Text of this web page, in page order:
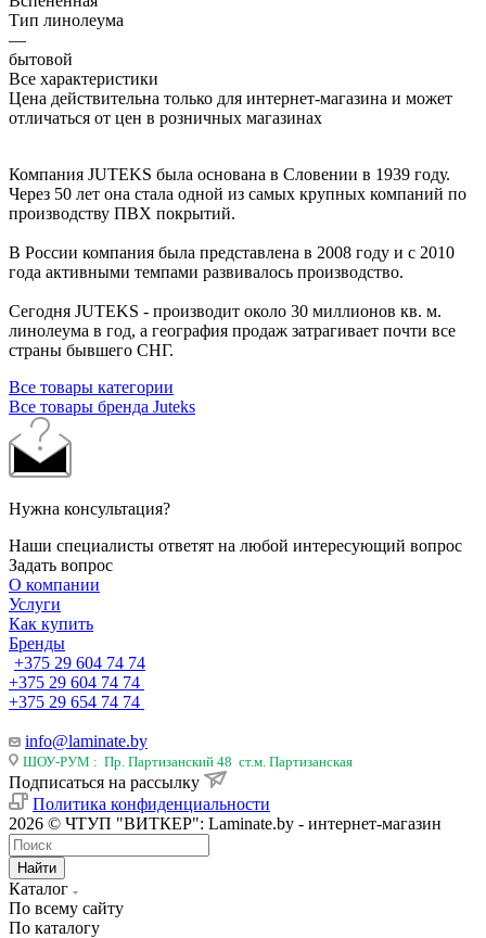
Тип линолеума
—
бытовой
Все характеристики
Цена действительна только для интернет-магазина и может
отличаться от цен в розничных магазинах
Компания JUTEKS была основана в Словении в 1939 году.
Через 50 лет она стала одной из самых крупных компаний по
производству ПВХ покрытий.
В России компания была представлена в 2008 году и с 2010
года активными темпами развивалось производство.
Сегодня JUTEKS - производит около 30 миллионов кв. м.
линолеума в год, а география продаж затрагивает почти все
страны бывшего СНГ.
Все товары категории
Все товары бренда Juteks
Нужна консультация?
Наши специалисты ответят на любой интересующий вопрос
Задать вопрос
О компании
Услуги
Как купить
Бренды
+375 29 604 74 74
+375 29 604 74 74
+375 29 654 74 74
info@laminate.by
ШОУ-РУМ : Пр. Партизанский 48 ст.м. Партизанская
Подписаться на рассылку
Политика конфиденциальности
2026 © ЧТУП "ВИТКЕР": Laminate.by - интернет-магазин
Найти
Каталог
По всему сайту
По каталогу